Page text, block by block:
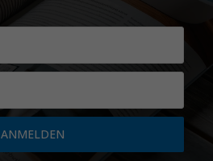
ANMELDEN